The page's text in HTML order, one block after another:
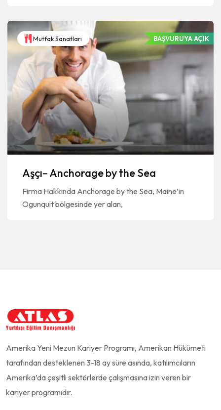
Mutfak Sanatları BAŞVURUYA AÇIK
Aşçı– Anchorage by the Sea
Firma Hakkında Anchorage by the Sea, Maine’in
Ogunquit bölgesinde yer alan,
Amerika Yeni Mezun Kariyer Programı, Amerikan Hükümeti
tarafından desteklenen 3-18 ay süre asında, katılımcıların
Amerika’da çeşitli sektörlerde çalışmasına izin veren bir
kariyer programıdır.